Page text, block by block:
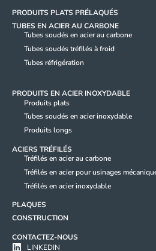
PRODUITS PLATS PRÉLAQUÉS
TUBES EN ACIER AU CARBONE
Tubes soudés en acier au carbone
Tubes soudés tréfilés à froid
Tubes réfrigération
PRODUITS EN ACIER INOXYDABLE
Produits plats
Tubes soudés en acier inoxydable
Produits longs
ACIERS TRÉFILÉS
Tréfilés en acier au carbone
Tréfilés en acier pour usinages
Tréfilés en acier inoxydable
PLAQUES
CONSTRUCTION
CONTACTEZ-NOUS
LINKEDIN